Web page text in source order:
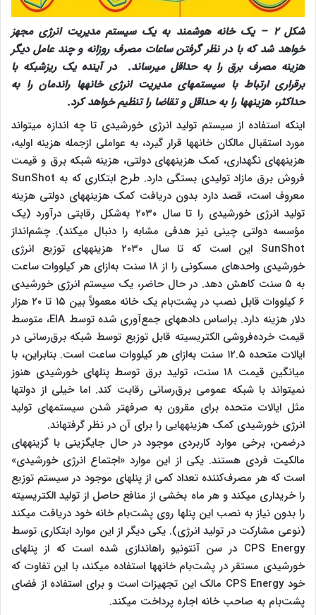
شکل ۲ – یک خانه هوشمند به یک سیستم مدیریت انرژی مجهز
خواهد شد که با در نظر گرفتن ساعات مصرف روزانه و چند عامل دیگر
هزینه مصرف برق را به حداقل می‎رساند. در آینده یک ریزشبکه با
برقراری ارتباط با سیستم‎های مدیریت انرژی خانه‎ها راندمان را به
حداکثر، هزینه‎ها را به حداقل و تقاضا را تنظیم خواهد کرد.
اینکه استفاده از سیستم تولید انرژی خورشیدی تا چه اندازه می‎تواند
مورد استقبال مالکان خانه‎ها قرار گیرد، به عواملی ازجمله هزینه اولیه،
هزینه‎های نگهداری، کمک هزینه‎های دولتی، هزینه شبکه برق و قیمت
فروش برق مازاد تولیدی بستگی دارد. طرح ابتکاری که به SunShot
معروف است، قصد دارد بدون دریافت کمک هزینه‎های دولتی هزینه
تولید انرژی خورشیدی را تا سال ۲۰۳۰ به‌شکل رقابتی درآورد (یک
مؤسسه دولتی چینی نیز هدفی مشابه را دنبال می‎کند). چشم‌انداز
SunShot این است که تا سال ۲۰۳۰ هزینه‎های توزیع انرژی
خورشیدی واحدهای مسکونی را از ۱۸ سنت به‌ازای هر کیلووات ساعت
به ۵ سنت کاهش دهد. در حال حاضر، یک سیستم انرژی خورشیدی
۶ کیلووات قابل نصب در پشت‌بام یک خانه معمولاً بین ۱۵ تا ۲۰ هزار
دلار هزینه دارد. براساس داده‎های جمع‌آوری شده توسط EIA، متوسط
​​قیمت خرده‌فروشی الکتریسیته قابل توزیع توسط شبکه برق‌رسانی در
ایالات متحده ۱۲.۵ سنت به‌ازای هر کیلووات ساعت است. بنابراین، با
میانگین قیمت ۱۸ سنت، تولید برق توسط پنل‎های خورشیدی هنوز
نمی‎تواند با شبکه عمومی‎ برق‌رسانی رقابت کند. اما خیلی از دولت‎ها
مثل ایالات متحده برای مقرون به صرفه‎تر شدن سیستم‎های تولید
انرژی خورشیدی کمک هزینه‎هایی را برای آن در نظر گرفته‎اند.
درضمن، برخی موارد کاربردی موجود در حال جایگزینی با گزینه‎های
مالکیت فردی هستند. یکی از این موارد «اجتماع انرژی خورشیدی»
است که هر مصرف‌کننده تعداد کمی‎ از پنل‎های موجود در سیستم توزیع
را خریداری می‎کند و هر ماه بخشی از منافع حاصل از تولید الکتریسیته
را بدون نیاز به نصب این پنل‎ها روی پشت‌بام خانه خود دریافت می‎کند
(نوعی مشارکت در تولید انرژی). یکی دیگر از این موارد ابتکاری توسط
CPS Energy در سن آنتونیو راه‎اندازی شده است که از پنل‎های
خورشیدی مستقر در پشت‌بام خانه‎ها استفاده می‎کند، با این تفاوت که
خود CPS Energy مالک این تجهیزات است و برای استفاده از فضای
پشت‌بام به صاحب خانه اجاره پرداخت می‎کند.